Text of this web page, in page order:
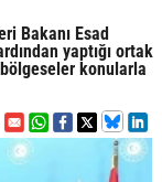
Bakanı Esad
yaptığı ortak
konularla